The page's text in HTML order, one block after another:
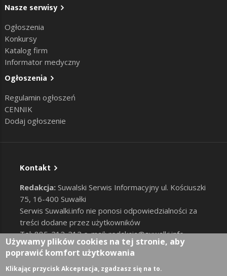
Nasze serwisy
Ogłoszenia
Konkursy
Katalog firm
Informator medyczny
Ogłoszenia
Regulamin ogłoszeń
CENNIK
Dodaj ogłoszenie
Kontakt
Redakcja: Suwalski Serwis Informacyjny ul. Kościuszki
75, 16-400 Suwałki
Serwis Suwalki.info nie ponosi odpowiedzialności za
treści dodane przez użytkowników
Tel: 885-212-212 e-mail:redakcja@suwalki.info,
reklama@suwalki.info
RODO |Cookies
Zaloguj
Używamy plików cookies na tej stronie, aby
poprawić komfort użytkowania
Klikając przycisk Akceptacja, zgadzasz się na to.